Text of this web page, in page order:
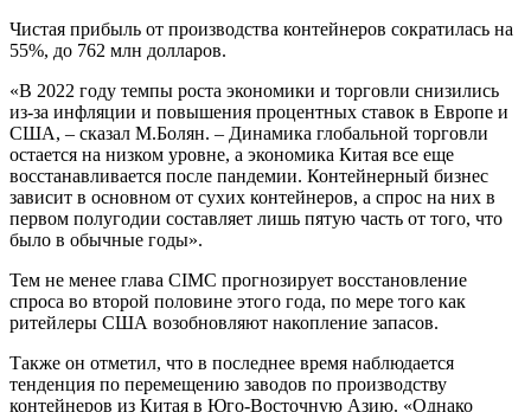
Чистая прибыль от производства контейнеров сократилась на
55%, до 762 млн долларов.
«В 2022 году темпы роста экономики и торговли снизились
из-за инфляции и повышения процентных ставок в Европе и
США, – сказал М.Болян. – Динамика глобальной торговли
остается на низком уровне, а экономика Китая все еще
восстанавливается после пандемии. Контейнерный бизнес
зависит в основном от сухих контейнеров, а спрос на них в
первом полугодии составляет лишь пятую часть от того, что
было в обычные годы».
Тем не менее глава CIMC прогнозирует восстановление
спроса во второй половине этого года, по мере того как
ритейлеры США возобновляют накопление запасов.
Также он отметил, что в последнее время наблюдается
тенденция по перемещению заводов по производству
контейнеров из Китая в Юго-Восточную Азию. «Однако